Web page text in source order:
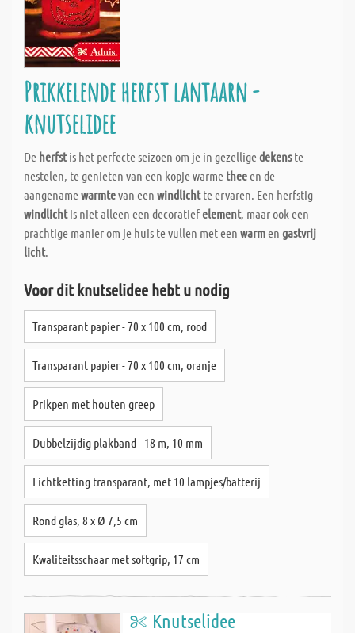
Prikkelende herfst lantaarn -
knutselidee
De herfstis het perfecte seizoen om je in gezelligedekenste
nestelen, te genieten van een kopje warme theeen de
aangenamewarmtevan een windlichtte ervaren. Een herfstig
windlichtis niet alleen een decoratiefelement, maar ook een
prachtige manier om je huis te vullen met een warmen gastvrij
licht.
Voor dit knutselidee hebt u nodig
Transparant papier - 70 x 100 cm, rood
Transparant papier - 70 x 100 cm, oranje
Prikpen met houten greep
Dubbelzijdig plakband - 18 m, 10 mm
Lichtketting transparant, met 10 lampjes/batterij
Rond glas, 8 x Ø 7,5 cm
Kwaliteitsschaar met softgrip, 17 cm
Knutselidee